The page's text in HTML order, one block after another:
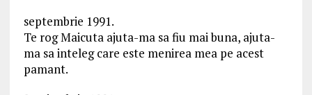
septembrie 1991.
Te rog Maicuta ajuta-ma sa fiu mai buna, ajuta-
ma sa inteleg care este menirea mea pe acest
pamant.